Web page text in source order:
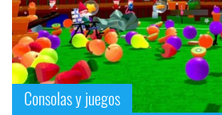
Consolas y juegos